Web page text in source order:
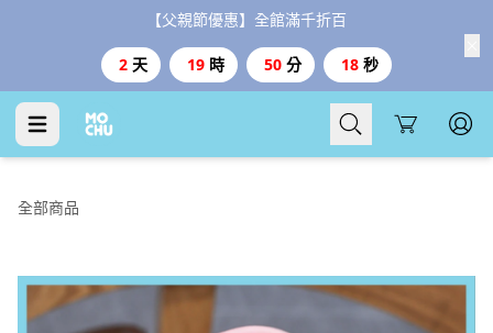
【父親節優惠】全館滿千折百
2 天 19 時 50 分 17 秒
Cart
全部商品